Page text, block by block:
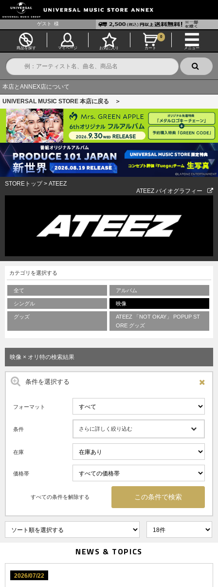
ゲスト 様
商品を探す マイページ お気に入り カート
0
メニュー
本店とANNEX店について
UNIVERSAL MUSIC STORE 本店に戻る ＞
STOREトップ> ATEEZ
ATEEZ バイオグラフィー
カテゴリを選択する
全て アルバム
シングル 映像
グッズ
ATEEZ 「NOT OKAY」 POPUP ST
ORE グッズ
映像 × オリ特の検索結果
条件を選択する
フォーマット
条件 さらに詳しく絞り込む
在庫
価格帯
すべての条件を解除する
NEWS & TOPICS
2026/07/22